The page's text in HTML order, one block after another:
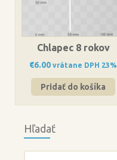
Chlapec 8 rokov
€6.00 vrátane DPH 23%
Pridať do košíka
Hľadať